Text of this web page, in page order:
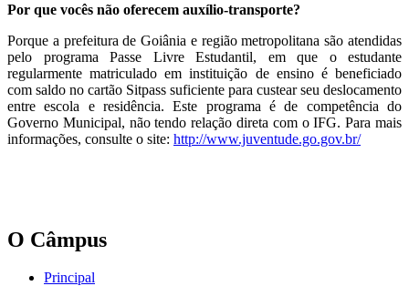
Por que vocês não oferecem auxílio-transporte?
Porque a prefeitura de Goiânia e região metropolitana são atendidas
pelo programa Passe Livre Estudantil, em que o estudante
regularmente matriculado em instituição de ensino é beneficiado
com saldo no cartão Sitpass suficiente para custear seu deslocamento
entre escola e residência. Este programa é de competência do
Governo Municipal, não tendo relação direta com o IFG. Para mais
informações, consulte o site: http://www.juventude.go.gov.br/
O Câmpus
Principal